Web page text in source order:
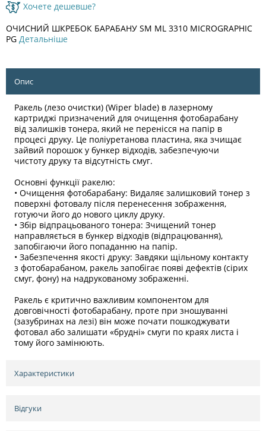
Хочете дешевше?
ОЧИСНИЙ ШКРЕБОК БАРАБАНУ SM ML 3310 MICROGRAPHIC
PG Детальніше
Опис
Ракель (лезо очистки) (Wiper blade) в лазерному
картриджі призначений для очищення фотобарабану
від залишків тонера, який не перенісся на папір в
процесі друку. Це поліуретанова пластина, яка зчищає
зайвий порошок у бункер відходів, забезпечуючи
чистоту друку та відсутність смуг.
Основні функції ракелю:
• Очищення фотобарабану: Видаляє залишковий тонер з
поверхні фотовалу після перенесення зображення,
готуючи його до нового циклу друку.
• Збір відпрацьованого тонера: Зчищений тонер
направляється в бункер відходів (відпрацювання),
запобігаючи його попаданню на папір.
• Забезпечення якості друку: Завдяки щільному контакту
з фотобарабаном, ракель запобігає появі дефектів (сірих
смуг, фону) на надрукованому зображенні.
Ракель є критично важливим компонентом для
довговічності фотобарабану, проте при зношуванні
(зазубринах на лезі) він може почати пошкоджувати
фотовал або залишати «брудні» смуги по краях листа і
тому його замінюють.
Характеристики
Відгуки